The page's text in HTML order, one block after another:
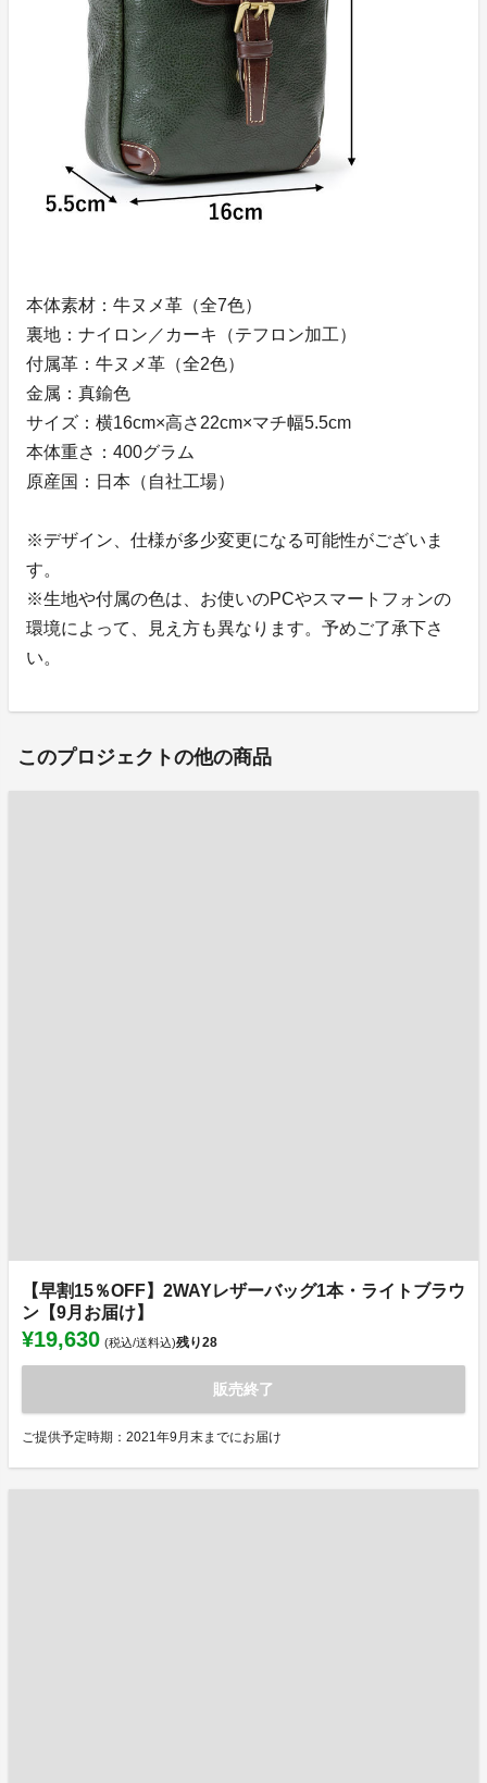
本体素材：牛ヌメ革（全7色）
裏地：ナイロン／カーキ（テフロン加工）
付属革：牛ヌメ革（全2色）
金属：真鍮色
サイズ：横16cm×高さ22cm×マチ幅5.5cm
本体重さ：400グラム
原産国：日本（自社工場）
※デザイン、仕様が多少変更になる可能性がございま
す。
※生地や付属の色は、お使いのPCやスマートフォンの
環境によって、見え方も異なります。予めご了承下さ
い。
このプロジェクトの他の商品
【早割15％OFF】2WAYレザーバッグ1本・ライトブラウ
ン【9月お届け】
¥19,630 (税込/送料込)残り28
販売終了
ご提供予定時期：2021年9月末までにお届け